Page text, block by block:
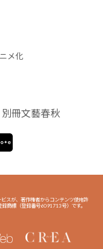
メ化
別冊文藝春秋
スが、著作権者からコンテンツ使用許
商標（登録番号6091713号）です。